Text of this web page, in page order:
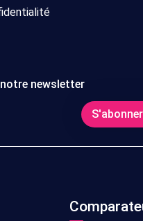
newsletter
S'abonner